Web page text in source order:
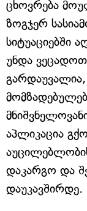
ცხოვრება
ზოგჯერ
სიტუაციებში
უნდა
გარდაუვალია,
აპლიკაცია
დაკარგო და
დაუკავშირდე.